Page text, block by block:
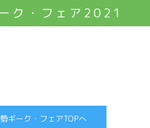
ク・フェア2021
ギーク・フェアTOPへ